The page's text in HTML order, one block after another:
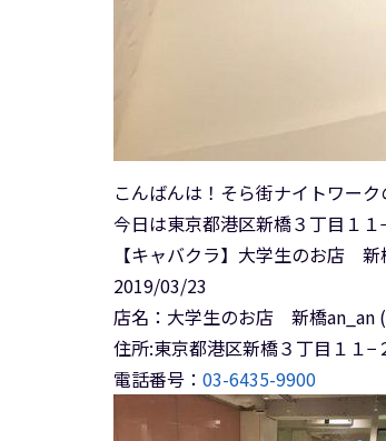
こんばんは！そら街ナイトワーク
今日は東京都港区新橋３丁目１１
【キャバクラ】大学生のお店
2019/03/23
店名：大学生のお店 新橋an_an
住所:東京都港区新橋３丁目１１−
電話番号： 03-6435-9900